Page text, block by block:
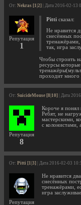
От: Nekras [1|2] | Дата 2016-02-13
Репутация
1
Pitti сказал:
Не нравится
снесённых
тренажёрами,
так, игра
Чтобы строить
ресурсы
проходит много
От: SuicideMouse [8|10] | Дата
Репутация
8
Короче я понял
Ребят, не
мастерскими,
с колонистами,
От: Pitti [1|3] | Дата 2016-02-03
Репутация
Не нравится
снесённых
тренажёрами,
игра